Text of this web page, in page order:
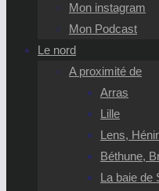
Mon instagram
Mon Podcast
Le nord
A proximité de
Arras
Lille
Lens,
Béthune,
La baie de